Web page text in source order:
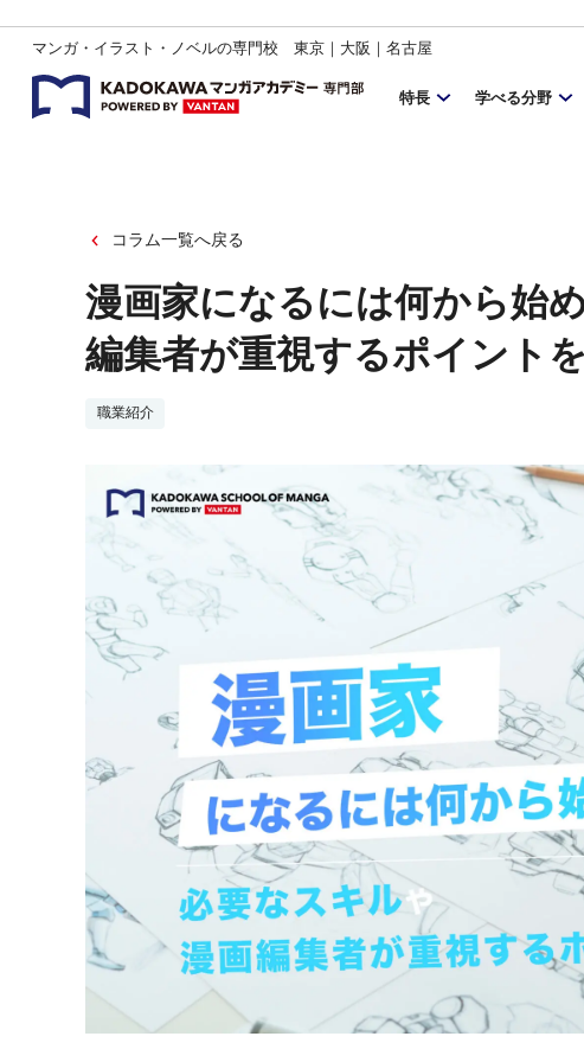
マンガ・イラスト・ノベルの専門校 東京｜大阪｜名古屋
特長 学べる分野
コラム一覧へ戻る
漫画家になるには何から始
編集者が重視するポイント
職業紹介